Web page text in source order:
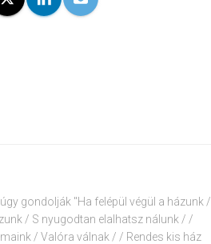
gondolják "Ha felépül végül a házunk /
/ S nyugodtan elalhatsz nálunk / /
/ Valóra válnak / / Rendes kis ház